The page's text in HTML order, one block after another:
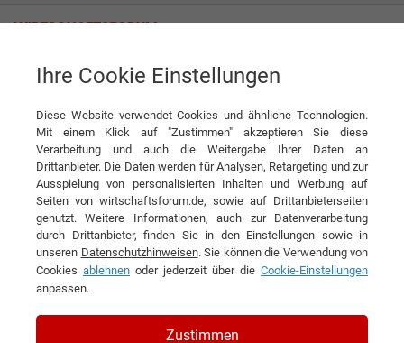
Engel GmbH
KONTAKT
Engel GmbH
Ihre Cookie Einstellungen
Diese Website verwendet Cookies und ähnliche Technologien.
Mit einem Klick auf "Zustimmen" akzeptieren Sie diese
Verarbeitung und auch die Weitergabe Ihrer Daten an
Drittanbieter. Die Daten werden für Analysen, Retargeting und zur
Ausspielung von personalisierten Inhalten und Werbung auf
Seiten von wirtschaftsforum.de, sowie auf Drittanbieterseiten
genutzt. Weitere Informationen, auch zur Datenverarbeitung
durch Drittanbieter, finden Sie in den Einstellungen sowie in
unseren Datenschutzhinweisen. Sie können die Verwendung von
Cookies ablehnen oder jederzeit über die Cookie-Einstellungen
anpassen.
Zustimmen